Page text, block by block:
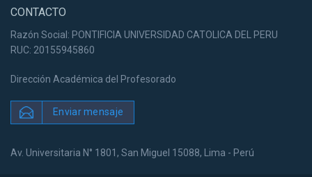
CONTACTO
Razón Social: PONTIFICIA UNIVERSIDAD CATOLICA DEL PERU
RUC: 20155945860
Dirección Académica del Profesorado
Enviar mensaje
Av. Universitaria N° 1801, San Miguel 15088, Lima - Perú